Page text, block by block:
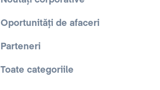
Oportunități de afaceri
Parteneri
Toate categoriile